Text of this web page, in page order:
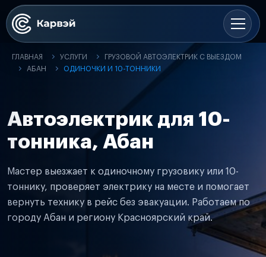
ГЛАВНАЯ УСЛУГИ
ГРУЗОВОЙ АВТОЭЛЕКТРИК С ВЫЕЗДОМ
АБАН
ОДИНОЧКИ И 10-ТОННИКИ
Автоэлектрик для 10-
тонника, Абан
Мастер выезжает к одиночному грузовику или 10-
тоннику, проверяет электрику на месте и помогает
вернуть технику в рейс без эвакуации. Работаем по
городу Абан и региону Красноярский край.